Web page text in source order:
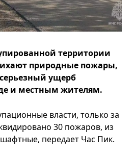
территории
природные пожары,
ущерб
и местным жителям.
власти, только за
30 пожаров, из
передает Час Пик.